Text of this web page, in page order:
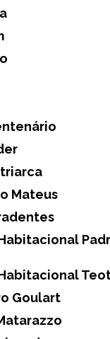
Mateus
Habitacional
Goulart